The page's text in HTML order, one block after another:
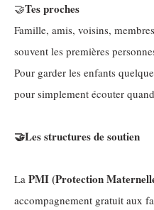
🤝Tes proches
Famille, amis, voisins,
souvent les premières
Pour garder les enfants
pour simplement écouter
🤝Les structures de soutien
La PMI (Protection
accompagnement gratuit aux